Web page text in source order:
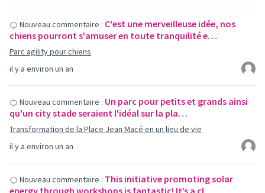
il y a environ un an
Nouveau commentaire : C'est une merveilleuse idée, nos
chiens pourront s'amuser en toute tranquilité e…
Parc agility pour chiens
il y a environ un an
Nouveau commentaire : Un parc pour petits et grands ainsi
qu'un city stade seraient l'idéal sur la pla…
Transformation de la Place Jean Macé en un lieu de vie
Nouveau commentaire : This initiative promoting solar
energy through workshops is fantastic! It’s a cl…